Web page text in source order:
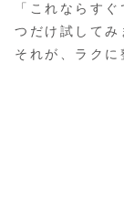
「これならす
つだけ試してみ
それが、ラクに